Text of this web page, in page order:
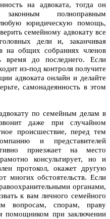
на адвоката, тогда он
законным полноправным
юридическую помощь,
семейному адвокату все
дели и, заканчивая
на общих собраниях членов
время до последнего. Если
из-под контроля получите
адвоката онлайн и делайте
самонадеянность в этом
по семейным делам в
даже при случайном
происшествие, перед тем
и представителей
приезжает на место
консультирует, но и
протокол, окажет другую
многих обстоятельств. Если
органами,
к вам личного семейного
вопросам, спорам, праву
помощником при заключении